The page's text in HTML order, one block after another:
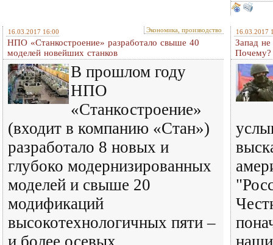
16.03.2017 16:00 Экономика, производство
НПО «Станкостроение» разработало свыше 40
моделей новейших станков
В прошлом году
НПО
«Станкостроение»
(входит в компанию «Стан»)
разработало 8 новых и
глубоко модернизированных
моделей и свыше 20
модификаций
высокотехнологичных пяти –
и более осевых
16.03.2017
Запад не
Почему?